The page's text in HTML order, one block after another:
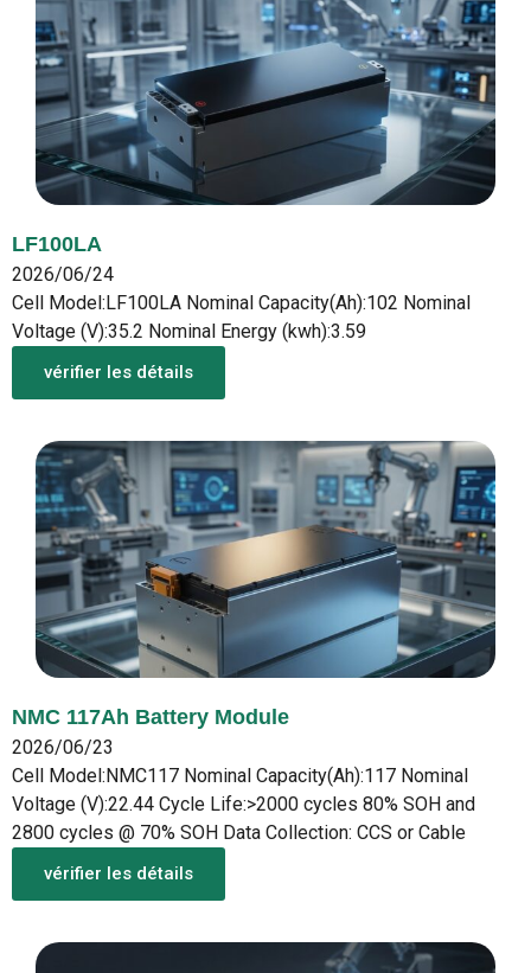
LF100LA
2026/06/24
Cell Model:LF100LA Nominal Capacity(Ah):102 Nominal
Voltage (V):35.2 Nominal Energy (kwh):3.59
vérifier les détails
NMC 117Ah Battery Module
2026/06/23
Cell Model:NMC117 Nominal Capacity(Ah):117 Nominal
Voltage (V):22.44 Cycle Life:>2000 cycles 80% SOH and
2800 cycles @ 70% SOH Data Collection: CCS or Cable
vérifier les détails